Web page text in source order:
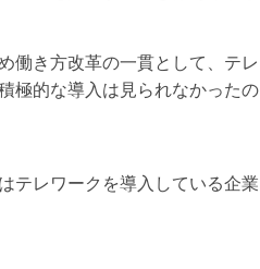
働き方改革の一貫として、テレ
極的な導入は見られなかったの
テレワークを導入している企業